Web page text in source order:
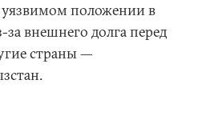
уязвимом положении в
внешнего долга перед
страны —